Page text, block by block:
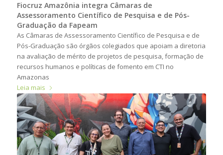
Fiocruz Amazônia integra Câmaras de
Assessoramento Científico de Pesquisa e de Pós-
Graduação da Fapeam
As Câmaras de Assessoramento Científico de Pesquisa e de
Pós-Graduação são órgãos colegiados que apoiam a diretoria
na avaliação de mérito de projetos de pesquisa, formação de
recursos humanos e políticas de fomento em CTI no
Amazonas
Leia mais